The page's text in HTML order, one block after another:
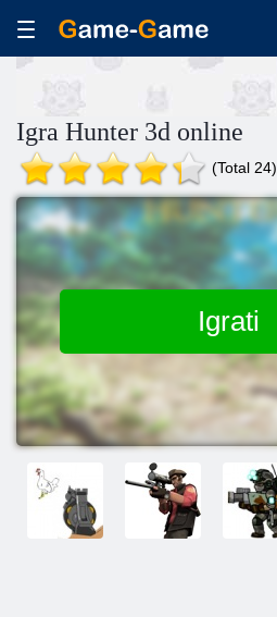
Igra Hunter 3d online
(Total 24)
Igrati